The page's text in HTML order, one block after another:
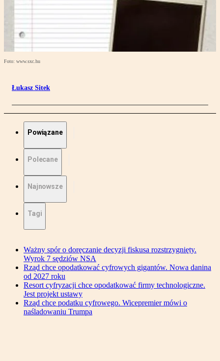
Foto: www.sxc.hu
Łukasz Sitek
Powiązane
Polecane
Najnowsze
Tagi
Ważny spór o doręczanie decyzji fiskusa rozstrzygnięty.
Wyrok 7 sędziów NSA
Rząd chce opodatkować cyfrowych gigantów. Nowa danina
od 2027 roku
Resort cyfryzacji chce opodatkować firmy technologiczne.
Jest projekt ustawy
Rząd chce podatku cyfrowego. Wicepremier mówi o
naśladowaniu Trumpa